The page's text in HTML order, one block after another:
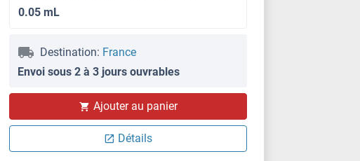
0.05 mL
Destination: France
Envoi sous 2 à 3 jours ouvrables
Ajouter au panier
Détails